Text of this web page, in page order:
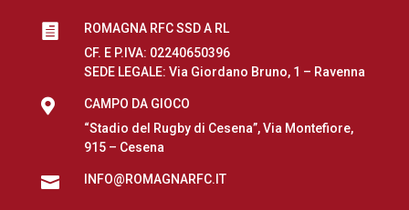

ROMAGNA RFC SSD A RL
CF. E P.IVA: 02240650396
SEDE LEGALE: Via Giordano Bruno, 1 – Ravenna

CAMPO DA GIOCO
“Stadio del Rugby di Cesena”, Via Montefiore,
915 – Cesena
 INFO@ROMAGNARFC.IT